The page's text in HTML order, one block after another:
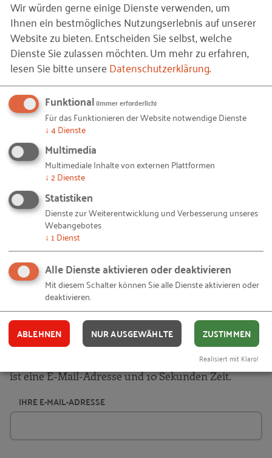
Sie finden unseren Podcast auch auf
Spotify
,podcast.deundDeezer.
Bildquellen und Copyright-Hinweise
© Patrick Daxenbichler /
Ihnen gefällt dieser Beitrag? Teilen Sie ihn mit anderen:
Bleiben Sie auf dem Laufenden!
Mit unseren RKW Alerts bleiben Sie immer auf dem
Laufenden. Wir informieren Sie automatisch und
kostenlos, sobald es etwas Neues zum Projekt
"Auszubildende als Digitalisierungsscouts" auf
unserer Website gibt. Alles, was Sie dafür brauchen,
ist eine E-Mail-Adresse und 10 Sekunden Zeit.
IHRE E-MAIL-ADRESSE
Wir würden gerne einige Dienste verwenden, um
Ihnen ein bestmögliches Nutzungserlebnis auf unserer
Website zu bieten. Entscheiden Sie selbst, welche
Dienste Sie zulassen möchten.Um mehr zu erfahren,
lesen Sie bitte unsereDatenschutzerklärung.
Funktional(immer erforderlich)
Für das Funktionieren der Website notwendige Dienste
↓ 4Dienste
Multimedia
Multimediale Inhalte von externen Plattformen
↓ 2Dienste
Statistiken
Dienste zur Weiterentwicklung und Verbesserung unseres
Webangebotes
↓ 1 Dienst
Alle Dienste aktivieren oder deaktivieren
Mit diesem Schalter können Sie alle Dienste aktivieren oder
deaktivieren.
ABLEHNEN NUR AUSGEWÄHLTE ZUSTIMMEN
Realisiert mit Klaro!